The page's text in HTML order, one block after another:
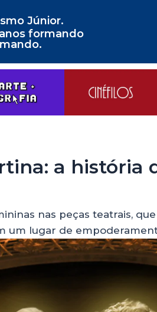
Júnior.
formando
a história
nas peças teatrais,
um lugar de